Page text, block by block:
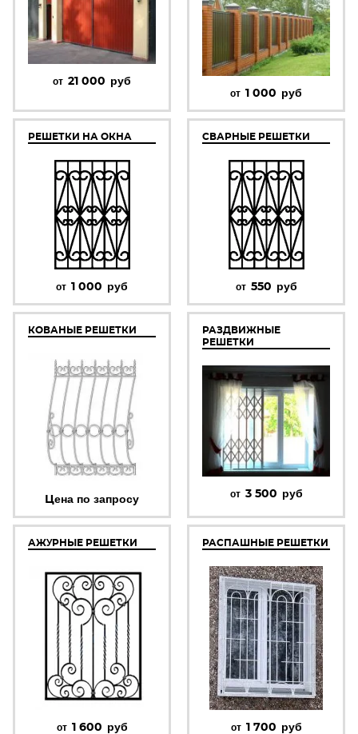
от 21 000 руб
от 1 000 руб
РЕШЕТКИ НА ОКНА
от 1 000 руб
СВАРНЫЕ РЕШЕТКИ
от 550 руб
КОВАНЫЕ РЕШЕТКИ
Цена по запросу
РАЗДВИЖНЫЕ
РЕШЕТКИ
от 3 500 руб
АЖУРНЫЕ РЕШЕТКИ
от 1 600 руб
РАСПАШНЫЕ РЕШЕТКИ
от 1 700 руб